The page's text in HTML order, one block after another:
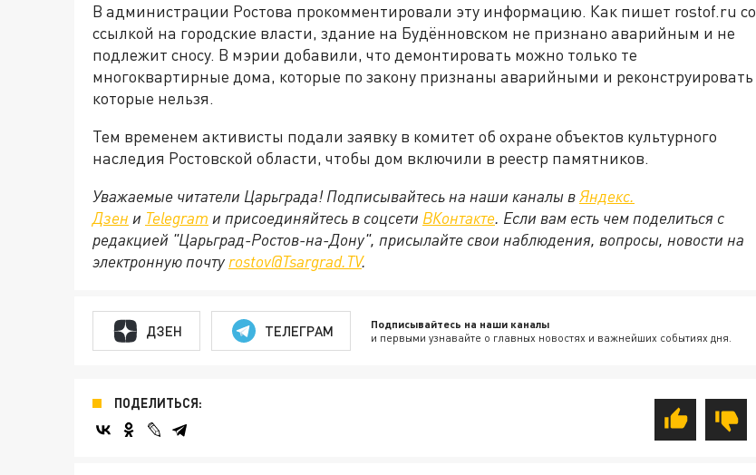
В администрации Ростова прокомментировали эту информацию. Как пишет rostof.ru со
ссылкой на городские власти, здание на Будённовском не признано аварийным и не
подлежит сносу. В мэрии добавили, что демонтировать можно только те
многоквартирные дома, которые по закону признаны аварийными и реконструировать
которые нельзя.
Тем временем активисты подали заявку в комитет об охране объектов культурного
наследия Ростовской области, чтобы дом включили в реестр памятников.
Уважаемые читатели Царьграда! Подписывайтесь на наши каналы вЯндекс.
Дзен и Telegram и присоединяйтесь в соцсети ВКонтакте. Если вам есть чем поделиться с
редакцией "Царьград-Ростов-на-Дону", присылайте свои наблюдения, вопросы, новости на
электронную почту rostov@Tsargrad.ТV.
ДЗЕН ТЕЛЕГРАМ Подписывайтесь на наши каналы
и первыми узнавайте о главных новостях и важнейших событиях дня.
ПОДЕЛИТЬСЯ: